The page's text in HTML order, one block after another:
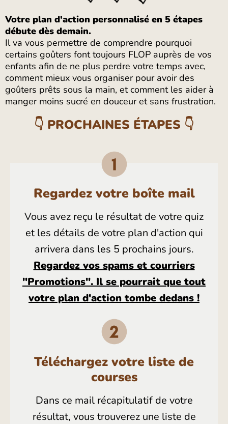
Votre plan d'action personnalisé en 5 étapes
débute dès demain.
Il va vous permettre de comprendre pourquoi
certains goûters font toujours FLOP auprès de vos
enfants afin de ne plus perdre votre temps avec,
comment mieux vous organiser pour avoir des
goûters prêts sous la main, et comment les aider à
manger moins sucré en douceur et sans frustration.
👇 PROCHAINES ÉTAPES 👇
Regardez votre boîte mail
Vous avez reçu le résultat de votre quiz
et les détails de votre plan d'action qui
arrivera dans les 5 prochains jours.
Regardez vos spams et courriers
"Promotions". Il se pourrait que tout
votre plan d'action tombe dedans !
Téléchargez votre liste de
courses
Dans ce mail récapitulatif de votre
résultat, vous trouverez une liste de